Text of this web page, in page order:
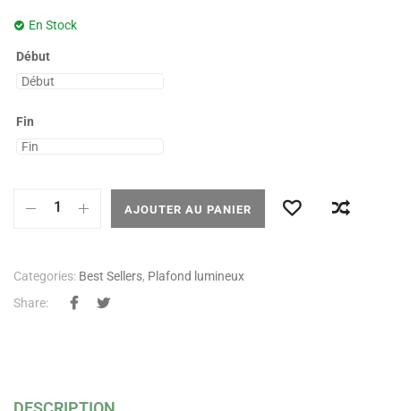
En Stock
Début
Fin
AJOUTER AU PANIER
Categories: Best Sellers, Plafond lumineux
Share: